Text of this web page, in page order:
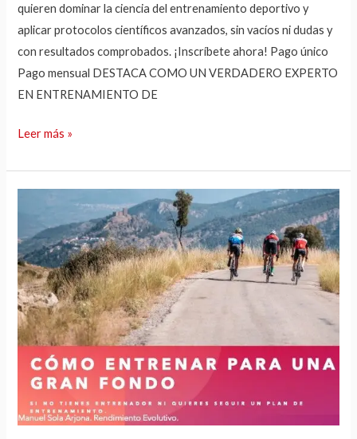
quieren dominar la ciencia del entrenamiento deportivo y
aplicar protocolos científicos avanzados, sin vacíos ni dudas y
con resultados comprobados. ¡Inscríbete ahora! Pago único
Pago mensual DESTACA COMO UN VERDADERO EXPERTO
EN ENTRENAMIENTO DE
Leer más »
PREPARAR
UNA
GRAN
FONDO
(MASTERCLASS)